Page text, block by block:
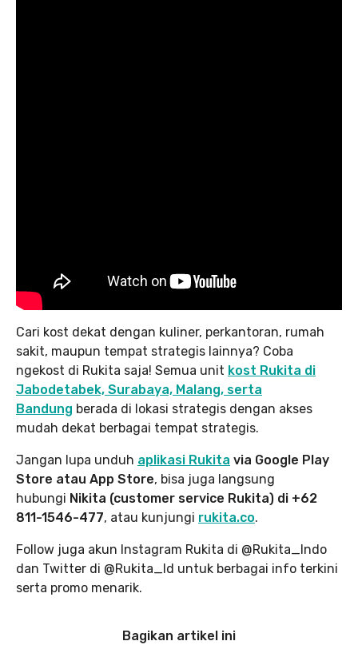
Cari kost dekat dengan kuliner, perkantoran, rumah
sakit, maupun tempat strategis lainnya? Coba
ngekost di Rukita saja! Semua unit kost Rukita di
Jabodetabek, Surabaya, Malang, serta
Bandung berada di lokasi strategis dengan akses
mudah dekat berbagai tempat strategis.
Jangan lupa unduh aplikasi Rukita via Google Play
Store atau App Store, bisa juga langsung
hubungi Nikita (customer service Rukita) di +62
811-1546-477, atau kunjungi rukita.co.
Follow juga akun Instagram Rukita di @Rukita_Indo
dan Twitter di @Rukita_Id untuk berbagai info terkini
serta promo menarik.
Bagikan artikel ini